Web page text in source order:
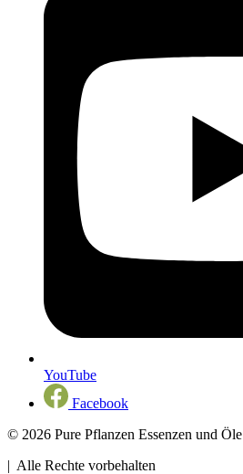
YouTube
Facebook
© 2026 Pure Pflanzen Essenzen und Öle
| Alle Rechte vorbehalten